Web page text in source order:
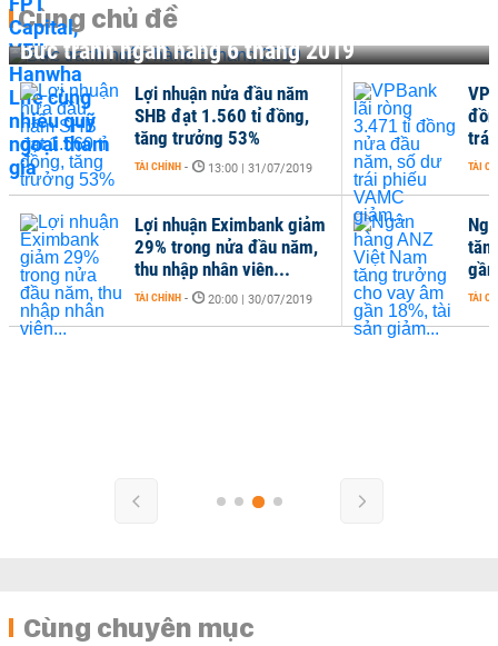
Cùng chủ đề
Bức tranh ngân hàng 6 tháng 2019
TÀI
Lợi nhuận nửa đầu năm
SHB đạt 1.560 tỉ đồng,
tăng trưởng 53%
TÀI CHÍNH - 13:00 | 31/07/2019
Lợi nhuận Eximbank giảm
29% trong nửa đầu năm,
thu nhập nhân viên...
TÀI CHÍNH - 20:00 | 30/07/2019
trái
TÀI
Cùng chuyên mục